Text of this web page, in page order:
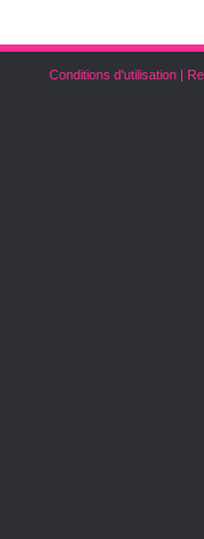
Conditions d'utilisation |